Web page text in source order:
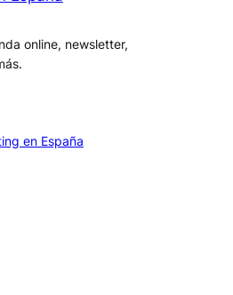
online, newsletter,
en España